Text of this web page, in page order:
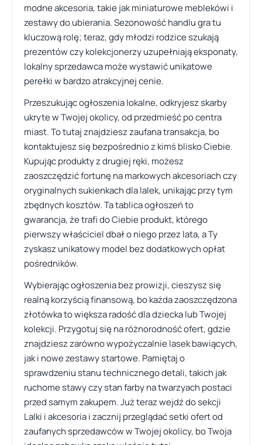
modne akcesoria, takie jak miniaturowe meblekówi i
zestawy do ubierania. Sezonowość handlu gra tu
kluczową rolę; teraz, gdy młodzi rodzice szukają
prezentów czy kolekcjonerzy uzupełniają eksponaty,
lokalny sprzedawca może wystawić unikatowe
perełki w bardzo atrakcyjnej cenie.
Przeszukując ogłoszenia lokalne, odkryjesz skarby
ukryte w Twojej okolicy, od przedmieść po centra
miast. To tutaj znajdziesz zaufana transakcja, bo
kontaktujesz się bezpośrednio z kimś blisko Ciebie.
Kupując produkty z drugiej ręki, możesz
zaoszczędzić fortunę na markowych akcesoriach czy
oryginalnych sukienkach dla lalek, unikając przy tym
zbędnych kosztów. Ta tablica ogłoszeń to
gwarancja, że trafi do Ciebie produkt, którego
pierwszy właściciel dbał o niego przez lata, a Ty
zyskasz unikatowy model bez dodatkowych opłat
pośredników.
Wybierając ogłoszenia bez prowizji, cieszysz się
realną korzyścią finansową, bo każda zaoszczędzona
złotówka to większa radość dla dziecka lub Twojej
kolekcji. Przygotuj się na różnorodność ofert, gdzie
znajdziesz zarówno wypożyczalnie lasek bawiących,
jak i nowe zestawy startowe. Pamiętaj o
sprawdzeniu stanu technicznego detali, takich jak
ruchome stawy czy stan farby na twarzyach postaci
przed samym zakupem. Już teraz wejdź do sekcji
Lalki i akcesoria i zacznij przeglądać setki ofert od
zaufanych sprzedawców w Twojej okolicy, bo Twoja